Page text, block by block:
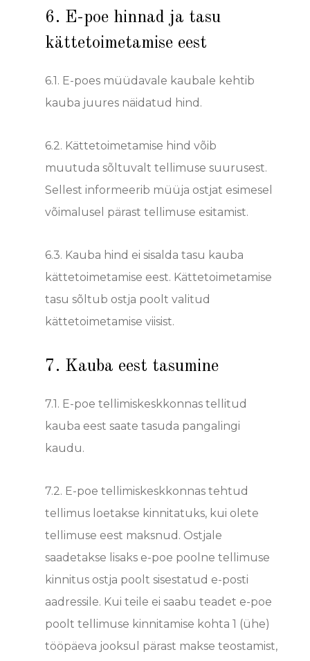
6. E-poe hinnad ja tasu
kättetoimetamise eest
6.1. E-poes müüdavale kaubale kehtib
kauba juures näidatud hind.
6.2. Kättetoimetamise hind võib
muutuda sõltuvalt tellimuse suurusest.
Sellest informeerib müüja ostjat esimesel
võimalusel pärast tellimuse esitamist.
6.3. Kauba hind ei sisalda tasu kauba
kättetoimetamise eest. Kättetoimetamise
tasu sõltub ostja poolt valitud
kättetoimetamise viisist.
7. Kauba eest tasumine
7.1. E-poe tellimiskeskkonnas tellitud
kauba eest saate tasuda pangalingi
kaudu.
7.2. E-poe tellimiskeskkonnas tehtud
tellimus loetakse kinnitatuks, kui olete
tellimuse eest maksnud. Ostjale
saadetakse lisaks e-poe poolne tellimuse
kinnitus ostja poolt sisestatud e-posti
aadressile. Kui teile ei saabu teadet e-poe
poolt tellimuse kinnitamise kohta 1 (ühe)
tööpäeva jooksul pärast makse teostamist,